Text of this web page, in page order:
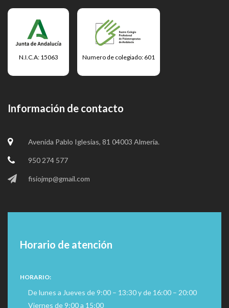
N.I.C.A: 15063 Numero de colegiado: 601
Información de contacto
Avenida Pablo Iglesias, 81 04003 Almería.
950 274 577
fisiojmp@gmail.com
Horario de atención
HORARIO:
De lunes a Jueves de 9:00 – 13:30 y de 16:00 – 20:00
Viernes de 9:00 a 15:00